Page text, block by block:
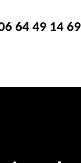
64 49 14 69